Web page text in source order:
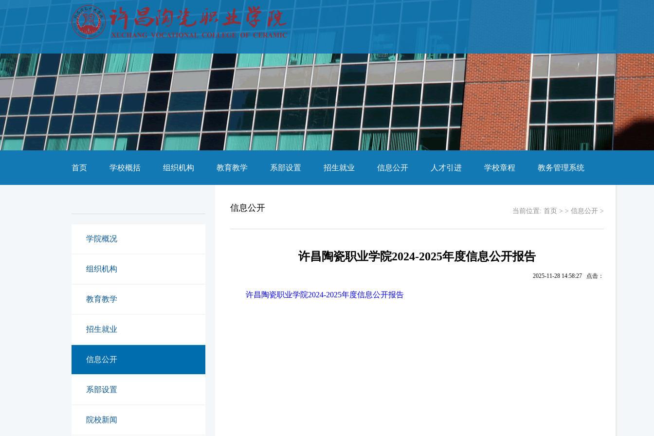
首页 学校概括 组织机构 教育教学 系部设置 招生就业 信息公开 人才引进 学校章程 教务管理系统
学院概况
组织机构
教育教学
招生就业
信息公开
系部设置
院校新闻
信息公开 当前位置: 首页 > > 信息公开>
许昌陶瓷职业学院2024-2025年度信息公开报告
2025-11-28 14:58:27 点击：
许昌陶瓷职业学院2024-2025年度信息公开报告